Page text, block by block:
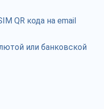
QR кода на email
или банковской